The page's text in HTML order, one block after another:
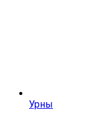
Урны